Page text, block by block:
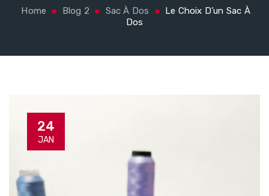
Home Blog 2 Sac À Dos
Le Choix D’un Sac À
Dos
24
JAN